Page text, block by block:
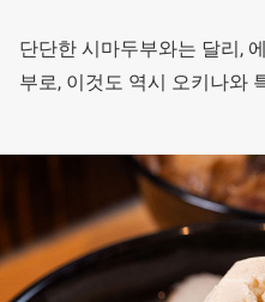
단단한 시마두부와는 달리,
부로, 이것도 역시 오키나와